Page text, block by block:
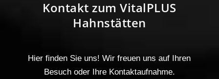
Kontakt zum VitalPLUS
Hahnstätten
Hier finden Sie uns! Wir freuen uns auf Ihren
Besuch oder Ihre Kontaktaufnahme.